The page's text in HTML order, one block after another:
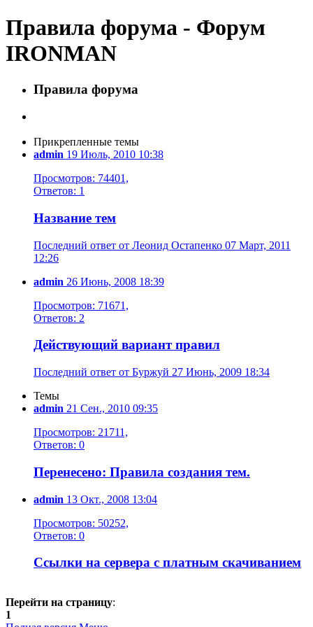
Правила форума - Форум
IRONMAN
Правила форума
Прикрепленные темы
admin 19 Июль, 2010 10:38
Просмотров: 74401,
Ответов: 1
Название тем
Последний ответ от Леонид Остапенко 07 Март, 2011
12:26
admin 26 Июнь, 2008 18:39
Просмотров: 71671,
Ответов: 2
Действующий вариант правил
Последний ответ от Буржуй 27 Июнь, 2009 18:34
Темы
admin 21 Сен., 2010 09:35
Просмотров: 21711,
Ответов: 0
Перенесено: Правила создания тем.
admin 13 Окт., 2008 13:04
Просмотров: 50252,
Ответов: 0
Ссылки на сервера с платным скачиванием
Перейти на страницу:
1